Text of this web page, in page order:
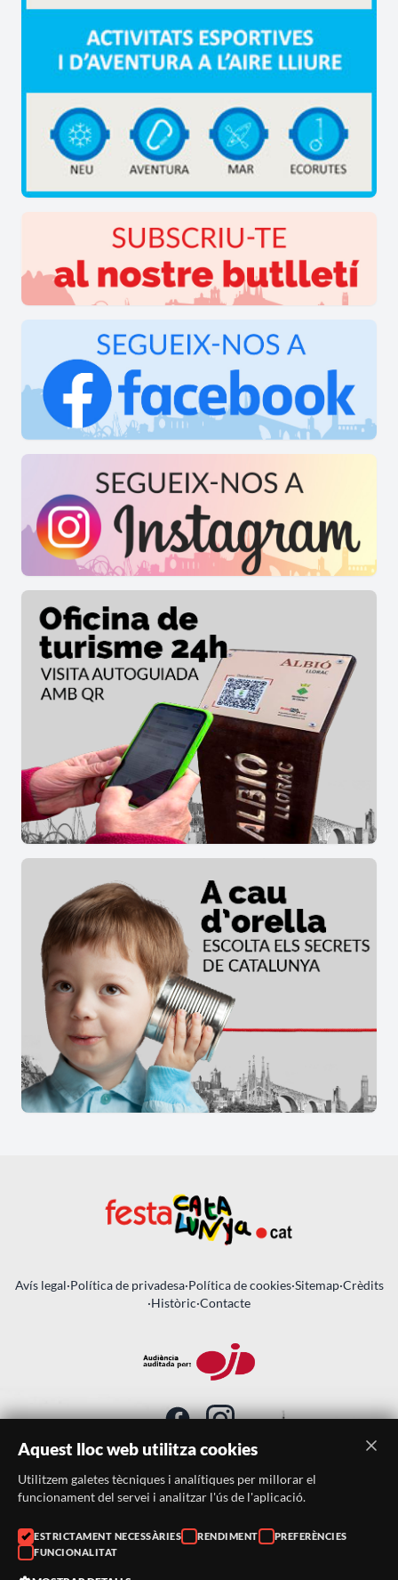
Avís legal·Política de privadesa·Política de cookies·Sitemap·Crèdits
·Històric·Contacte
SUBSCRIU-TE AL BUTLLETÍ
Telèfon:
938046359
Correu:
Aquest lloc web utilitza cookies
Utilitzem galetes tècniques i analítiques per millorar el
funcionament del servei i analitzar l'ús de l'aplicació.
ESTRICTAMENT NECESSÀRIES RENDIMENT
PREFERÈNCIES
FUNCIONALITAT